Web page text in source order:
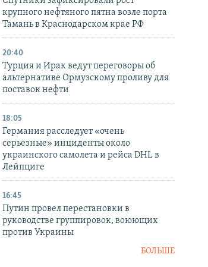
крупного нефтяного пятна возле порта
Тамань в Краснодарском крае РФ
20:40
Турция и Ирак ведут переговоры об
альтернативе Ормузскому проливу для
поставок нефти
18:05
Германия расследует «очень
серьезные» инциденты около
украинского самолета и рейса DHL в
Лейпциге
16:45
Путин провел перестановки в
руководстве группировок, воюющих
против Украины
БОЛЬШЕ